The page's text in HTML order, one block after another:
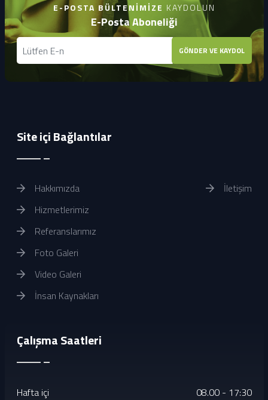
E-POSTA BÜLTENIMIZE KAYDOLUN
E-Posta Aboneliği
GÖNDER VE KAYDOL
Site içi Bağlantılar
Hakkımızda
Hizmetlerimiz
Referanslarımız
Foto Galeri
Video Galeri
İnsan Kaynakları
İletişim
Çalışma Saatleri
Hafta içi
08.00 - 17:30